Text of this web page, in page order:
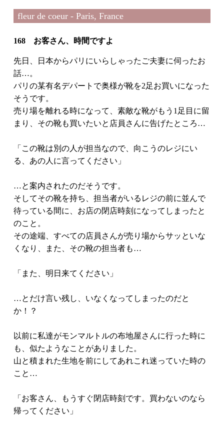
fleur de coeur - Paris, France
168 お客さん、時間ですよ
先日、日本からパリにいらしゃったご夫妻に伺ったお
話…。
パリの某有名デパートで奥様が靴を2足お買いになった
そうです。
売り場を離れる時になって、素敵な靴がもう1足目に留
まり、その靴も買いたいと店員さんに告げたところ…
「この靴は別の人が担当なので、向こうのレジにい
る、あの人に言ってください」
…と案内されたのだそうです。
そしてその靴を持ち、担当者がいるレジの前に並んで
待っている間に、お店の閉店時刻になってしまったと
のこと。
その途端、すべての店員さんが売り場からサッといな
くなり、また、その靴の担当者も…
「また、明日来てください」
…とだけ言い残し、いなくなってしまったのだと
か！？
以前に私達がモンマルトルの布地屋さんに行った時に
も、似たようなことがありました。
山と積まれた生地を前にしてあれこれ迷っていた時の
こと…
「お客さん、もうすぐ閉店時刻です。買わないのなら
帰ってください」